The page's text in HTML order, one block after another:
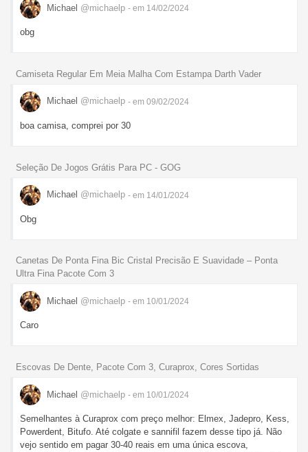
Michael @michaelp - em 14/02/2024
obg
Camiseta Regular Em Meia Malha Com Estampa Darth Vader
Michael @michaelp - em 09/02/2024
boa camisa, comprei por 30
Seleção De Jogos Grátis Para PC - GOG
Michael @michaelp - em 14/01/2024
Obg
Canetas De Ponta Fina Bic Cristal Precisão E Suavidade – Ponta
Ultra Fina Pacote Com 3
Michael @michaelp - em 10/01/2024
Caro
Escovas De Dente, Pacote Com 3, Curaprox, Cores Sortidas
Michael @michaelp - em 10/01/2024
Semelhantes à Curaprox com preço melhor: Elmex, Jadepro, Kess,
Powerdent, Bitufo. Até colgate e sannifil fazem desse tipo já. Não
vejo sentido em pagar 30-40 reais em uma única escova,